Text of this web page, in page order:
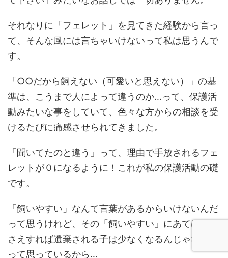
それなりに「フェレット」を見てきた経験から言っ
て、そんな風には言ちゃいけないって私は思うんで
す。
「○○だから飼えない（可愛いと思えない）」の基
準は、こうまで人によって違うのか…って、保護活
動みたいな事をしていて、色々な方からの相談を受
けるたびに痛感させられてきました。
「聞いてたのと違う」って、理由で手放されるフェ
レットが０になるように！これが私の保護活動の礎
です。
「飼いやすい」なんて言葉があるからいけないんだ
って思うけれど、その「飼いやすい」にあてはまれ
さえすれば遺棄される子は少なくなるんじゃないか
って思っているから…